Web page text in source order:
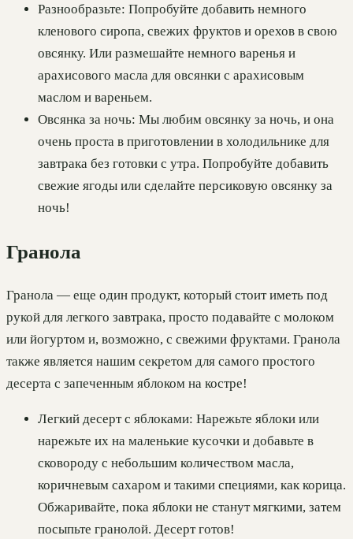
Разнообразьте: Попробуйте добавить немного
кленового сиропа, свежих фруктов и орехов в свою
овсянку. Или размешайте немного варенья и
арахисового масла для овсянки с арахисовым
маслом и вареньем.
Овсянка за ночь: Мы любим овсянку за ночь, и она
очень проста в приготовлении в холодильнике для
завтрака без готовки с утра. Попробуйте добавить
свежие ягоды или сделайте персиковую овсянку за
ночь!
Гранола
Гранола — еще один продукт, который стоит иметь под
рукой для легкого завтрака, просто подавайте с молоком
или йогуртом и, возможно, с свежими фруктами. Гранола
также является нашим секретом для самого простого
десерта с запеченным яблоком на костре!
Легкий десерт с яблоками: Нарежьте яблоки или
нарежьте их на маленькие кусочки и добавьте в
сковороду с небольшим количеством масла,
коричневым сахаром и такими специями, как корица.
Обжаривайте, пока яблоки не станут мягкими, затем
посыпьте гранолой. Десерт готов!